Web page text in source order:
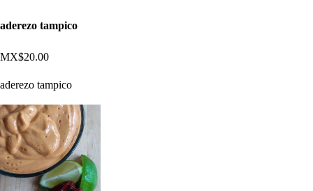
aderezo tampico
MX$20.00
aderezo tampico